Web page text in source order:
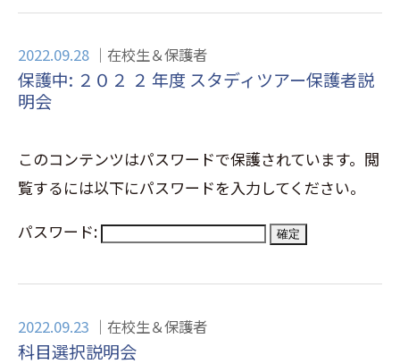
2022.09.28 在校生＆保護者
保護中: ２０２ ２ 年度 スタディツアー保護者説
明会
このコンテンツはパスワードで保護されています。閲
覧するには以下にパスワードを入力してください。
パスワード:
2022.09.23 在校生＆保護者
科目選択説明会